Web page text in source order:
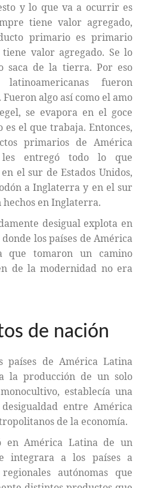
y lo que va a ocurrir es
tiene valor agregado,
primario es primario
valor agregado. Se lo
saca de la tierra. Por eso
fueron
algo así como el amo
se evapora en el goce
el que trabaja. Entonces,
primarios de América
entregó todo lo que
el sur de Estados Unidos,
a Inglaterra y en el sur
hechos en Inglaterra.
desigual explota en
los países de América
que tomaron un camino
de la modernidad no era
de nación
países de América Latina
la producción de un solo
establecía una
entre América
de la economía.
en América Latina de un
integrara a los países a
autónomas que